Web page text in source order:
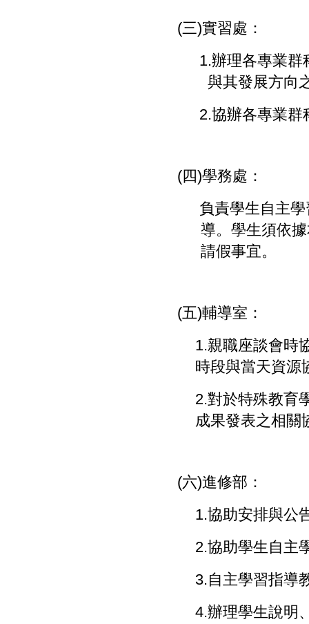
(三)實習處：
1.辦理各專業群
與其發展方向
2.協辦各專業群
(四)學務處：
負責學生自主
導。學生須依
請假事宜。
(五)輔導室：
1.親職座談會時
時段與當天資源
2.對於特殊教育
成果發表之相關
(六)進修部：
1.協助安排與公
2.協助學生自主
3.自主學習指導
4.辦理學生說明